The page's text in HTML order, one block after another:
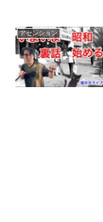
アセンション